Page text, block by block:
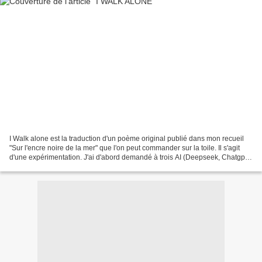
I Walk alone est la traduction d'un poème original publié dans mon recueil
"Sur l'encre noire de la mer" que l'on peut commander sur la toile. Il s'agit
d'une expérimentation. J'ai d'abord demandé à trois AI (Deepseek, Chatgpt,